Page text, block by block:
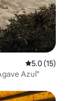
Ukadiriaji
5.0 (15)
Azul"